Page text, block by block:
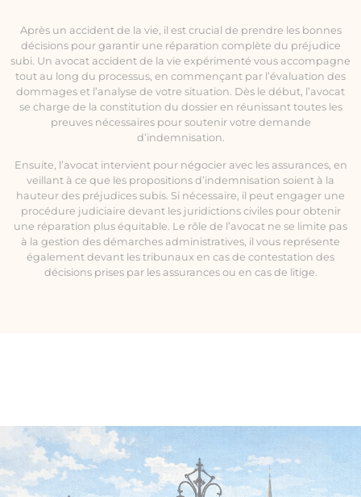
Après un accident de la vie, il est crucial de prendre les bonnes
décisions pour garantir une réparation complète du préjudice
subi. Un avocat accident de la vie expérimenté vous accompagne
tout au long du processus, en commençant par l’évaluation des
dommages et l’analyse de votre situation. Dès le début, l’avocat
se charge de la constitution du dossier en réunissant toutes les
preuves nécessaires pour soutenir votre demande
d’indemnisation.
Ensuite, l’avocat intervient pour négocier avec les assurances, en
veillant à ce que les propositions d’indemnisation soient à la
hauteur des préjudices subis. Si nécessaire, il peut engager une
procédure judiciaire devant les juridictions civiles pour obtenir
une réparation plus équitable. Le rôle de l’avocat ne se limite pas
à la gestion des démarches administratives, il vous représente
également devant les tribunaux en cas de contestation des
décisions prises par les assurances ou en cas de litige.